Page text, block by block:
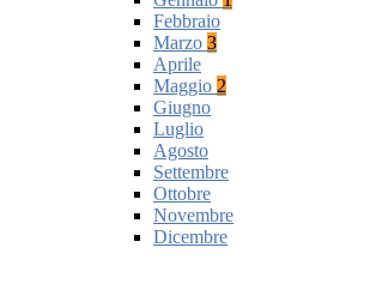
Febbraio
Marzo 3
Aprile
Maggio 2
Giugno
Luglio
Agosto
Settembre
Ottobre
Novembre
Dicembre